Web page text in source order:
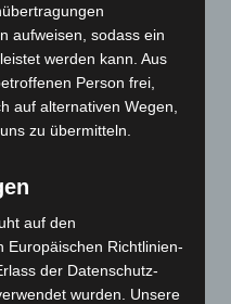
testet Aufnahme
per Videochat
aus Godshorn tot
aufweisen, sodass ein
werden kann. Aus
Person frei,
auf alternativen Wegen,
zu übermitteln.
auf den
Europäischen Richtlinien-
der Datenschutz-
wurden. Unsere